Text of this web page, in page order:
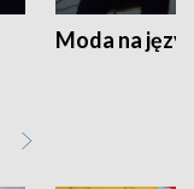
Moda na